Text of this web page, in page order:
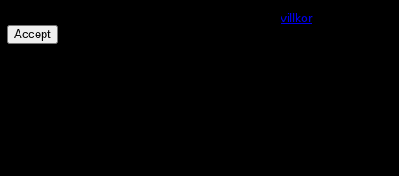
villkor.
Accept